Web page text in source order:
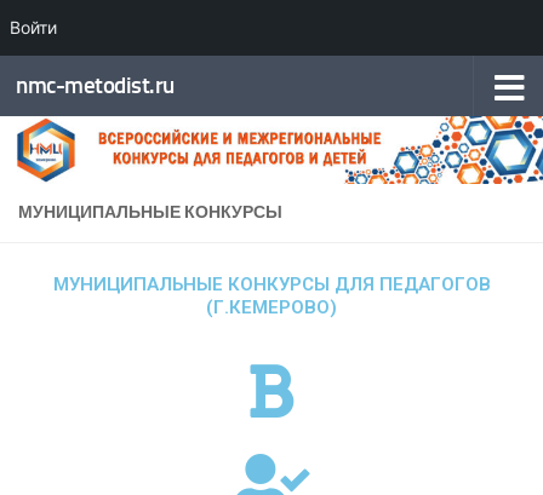
ВойтиПерейти к содержимому
nmc-metodist.ru
МУНИЦИПАЛЬНЫЕ КОНКУРСЫ
МУНИЦИПАЛЬНЫЕ КОНКУРСЫ ДЛЯ ПЕДАГОГОВ
(Г.КЕМЕРОВО)